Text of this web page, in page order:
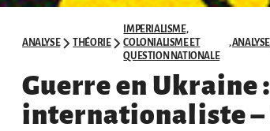
ANALYSE THÉORIE
IMPERIALISME,
COLONIALISME ET
QUESTION NATIONALE
,ANALYSE
Guerre en Ukraine
internationaliste –